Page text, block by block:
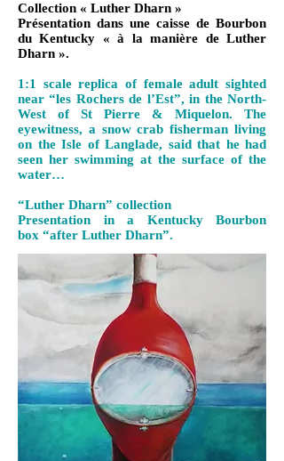
Collection « Luther Dharn »
Présentation dans une caisse de Bourbon
du Kentucky « à la manière de Luther
Dharn ».
1:1 scale replica of female adult sighted
near “les Rochers de l’Est”, in the North-
West of St Pierre & Miquelon. The
eyewitness, a snow crab fisherman living
on the Isle of Langlade, said that he had
seen her swimming at the surface of the
water…
“Luther Dharn” collection
Presentation in a Kentucky Bourbon
box “after Luther Dharn”.